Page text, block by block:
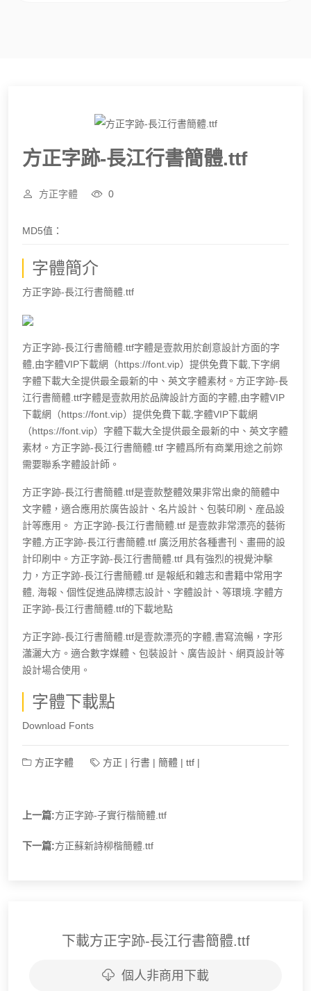
方正字跡-長江行書簡體.ttf
方正字體 0
MD5值：
字體簡介
方正字跡-長江行書簡體.ttf
方正字跡-長江行書簡體.ttf字體是壹款用於創意設計方面的字
體,由字體VIP下載網（https://font.vip）提供免費下載,下字網
字體下載大全提供最全最新的中、英文字體素材。方正字跡-長
江行書簡體.ttf字體是壹款用於品牌設計方面的字體,由字體VIP
下載網（https://font.vip）提供免費下載,字體VIP下載網
（https://font.vip）字體下載大全提供最全最新的中、英文字體
素材。方正字跡-長江行書簡體.ttf 字體爲所有商業用途之前妳
需要聯系字體設計師。
方正字跡-長江行書簡體.ttf是壹款整體效果非常出衆的簡體中
文字體，適合應用於廣告設計、名片設計、包裝印刷、産品設
計等應用。 方正字跡-長江行書簡體.ttf 是壹款非常漂亮的藝術
字體,方正字跡-長江行書簡體.ttf 廣泛用於各種書刊、畫冊的設
計印刷中。方正字跡-長江行書簡體.ttf 具有強烈的視覺沖擊
力，方正字跡-長江行書簡體.ttf 是報紙和雜志和書籍中常用字
體, 海報、個性促進品牌標志設計、字體設計、等環境.字體方
正字跡-長江行書簡體.ttf的下載地點
方正字跡-長江行書簡體.ttf是壹款漂亮的字體,書寫流暢，字形
瀟灑大方。適合數字媒體、包裝設計、廣告設計、網頁設計等
設計場合使用。
字體下載點
Download Fonts
方正字體 方正 | 行書 | 簡體 | ttf |
上一篇:方正字跡-子實行楷簡體.ttf
下一篇:方正蘇新詩柳楷簡體.ttf
下載方正字跡-長江行書簡體.ttf
個人非商用下載